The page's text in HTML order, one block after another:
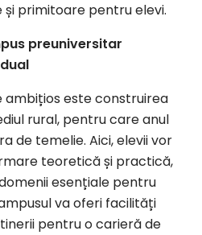
primitoare pentru elevi.
preuniversitar
ambițios este construirea
rural, pentru care anul
de temelie. Aici, elevii vor
teoretică și practică,
esențiale pentru
va oferi facilități
pentru o carieră de